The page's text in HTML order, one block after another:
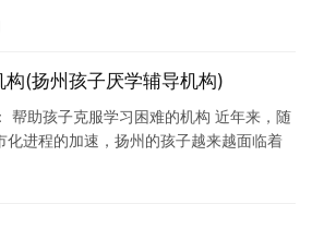
(扬州孩子厌学辅导机构)
帮助孩子克服学习困难的机构 近年来，随
化进程的加速，扬州的孩子越来越面临着